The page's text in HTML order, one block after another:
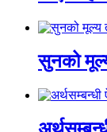
सुनको